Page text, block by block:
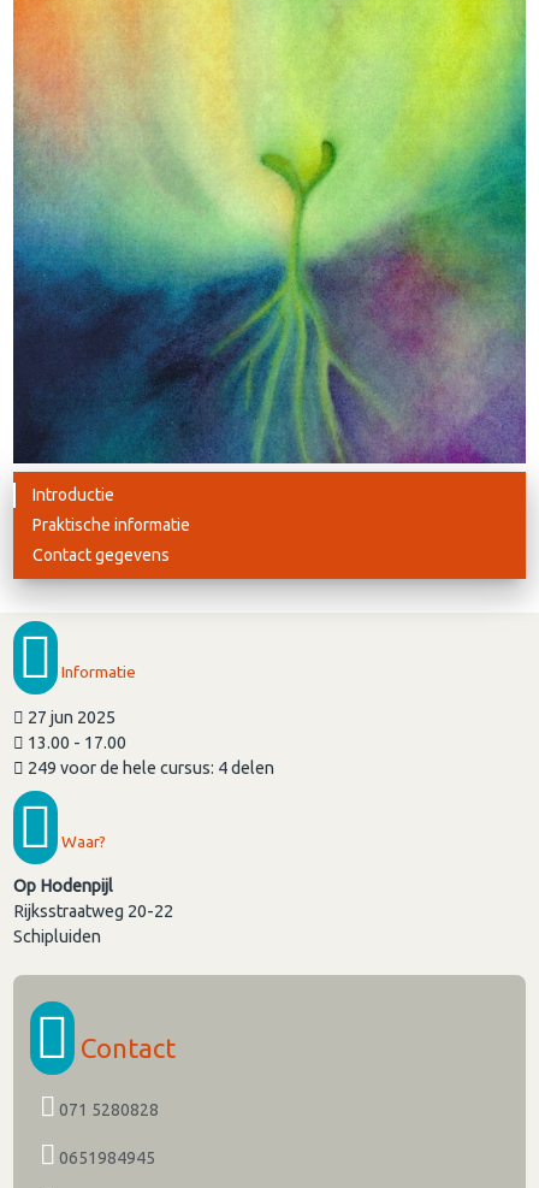
Introductie
Praktische informatie
Contact gegevens
Informatie
27 jun 2025
13.00 - 17.00
249 voor de hele cursus: 4 delen
Waar?
Op Hodenpijl
Rijksstraatweg 20-22
Schipluiden
Contact
071 5280828
0651984945